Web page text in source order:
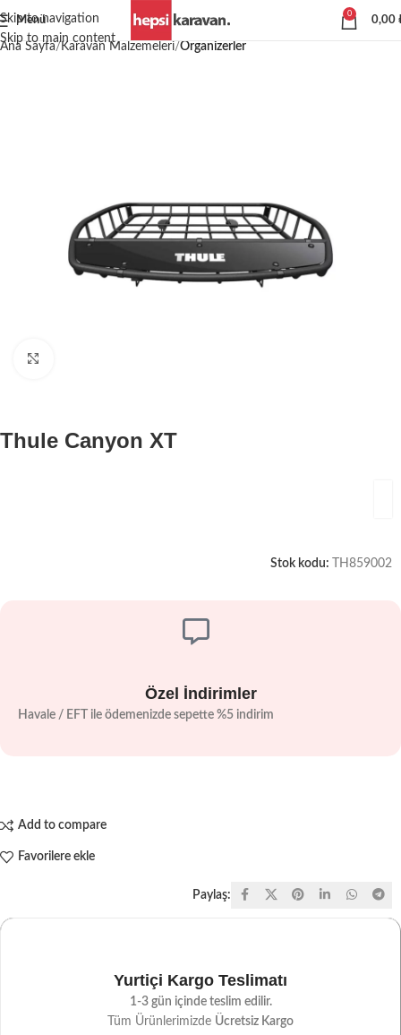
Skip to navigation
Skip to main content
Menü
0
0,00
Ana Sayfa Karavan Malzemeleri Organizerler
Thule Canyon XT
Stok kodu: TH859002
Özel İndirimler
Havale / EFT ile ödemenizde sepette %5 indirim
Add to compare
Favorilere ekle
Paylaş:
Yurtiçi Kargo Teslimatı
1-3 gün içinde teslim edilir.
Tüm Ürünlerimizde Ücretsiz Kargo